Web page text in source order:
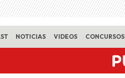
NOTICIAS VIDEOS CONCURSOS